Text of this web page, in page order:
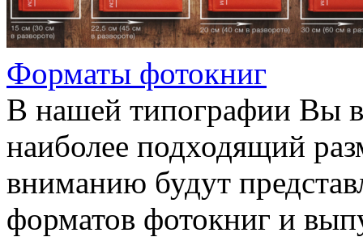
Форматы фотокниг
В нашей типографии Вы
наиболее подходящий
вниманию будут
форматов фотокниг и